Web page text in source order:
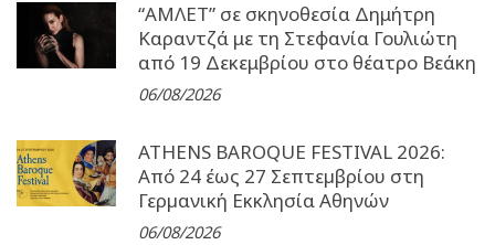
“ΑΜΛΕΤ” σε σκηνοθεσία Δημήτρη
Καραντζά με τη Στεφανία Γουλιώτη
από 19 Δεκεμβρίου στο θέατρο Βεάκη
06/08/2026
ATHENS BAROQUE FESTIVAL 2026:
Από 24 έως 27 Σεπτεµβρίου στη
Γερµανική Εκκλησία Αθηνών
06/08/2026